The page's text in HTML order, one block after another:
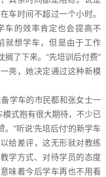
车时间不超过一个小时。
车的效率肯定也会提高不
就想学车，但是由于工作
了下来。“先培训后付费”
亮，她决定通过这种新模
学车的市民都和张女士一
模式抱有很大期待，不少已
“听说‘先培后付’的新学车
给差评，这无形就对教练
学方式、对待学员的态度
味着今后学车再也不用看